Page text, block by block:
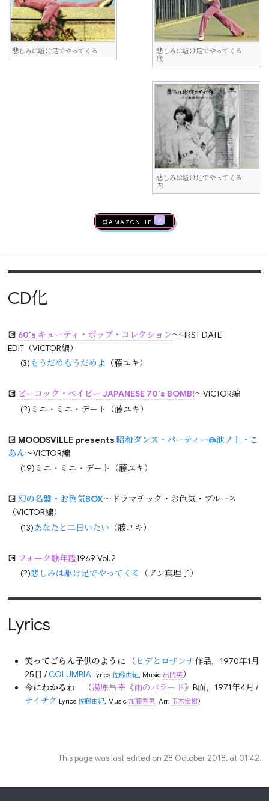
悲しみは駈け足でやってくる
悲しみは駈け足でやってくる
底
悲しみは駈け足でやってくる
内
🛒AMAZON.jp
CD化
💽 60's キューティ・ポップ・コレクション～FIRST DATE
EDIT（VICTOR編）
(3) もうだめもうだめよ （藤ユキ）
💽 ピーコック・ベイビー JAPANESE 70's BOMB!～VICTOR編
(?)ミニ・ミニ・デート（藤ユキ）
💽 MOODSVILLE presents昭和ダンス・パーティー@池ノ上・こ
あん～VICTOR編
(19)ミニ・ミニ・デート（藤ユキ）
💽幻の名盤・お色気BOX～ドラマチック・お色気・ブルース
（VICTOR編）
(13)あなたと二日いたい （藤ユキ）
💽 フォーク歌年鑑1969 Vol.2
(?)悲しみは駆け足でやってくる （アン真理子）
Lyrics
笑ってごらん子供のように （ ヒデとロザンナ作品，1970年1月
25日 /COLUMBIA Lyrics佐藤由紀, Music 出門英）
今にわかるわ （湯原昌幸 《雨のバラード》B面，1971年4月 /
テイチク Lyrics佐藤由紀, Music加藤秀男, Arr. 玉木宏樹）
This page was last edited on 28 October 2018, at 01:42.